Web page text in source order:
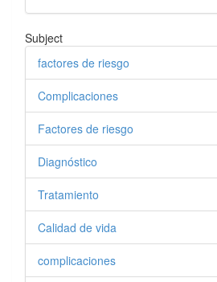
Subject
factores de riesgo
Complicaciones
Factores de riesgo
Diagnóstico
Tratamiento
Calidad de vida
complicaciones